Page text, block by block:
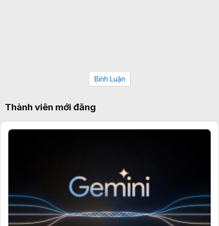
Bình Luận
Thành viên mới đăng